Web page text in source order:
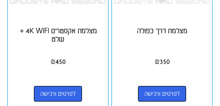
מצלמת דרך כפולה
₪350
לפרטים ורכישה
מצלמת אקסטרים 4K WIFI +
שלט
₪450
לפרטים ורכישה